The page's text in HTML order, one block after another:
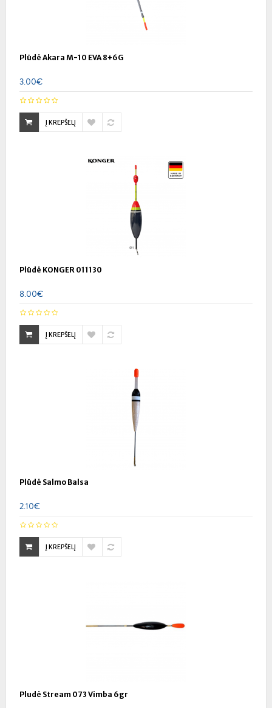
Plūdė Akara M-10 EVA 8+6G
3.00€
Į KREPŠELĮ
Plūdė KONGER 011130
8.00€
Į KREPŠELĮ
Plūdė Salmo Balsa
2.10€
Į KREPŠELĮ
Pludė Stream 073 Vimba 6gr